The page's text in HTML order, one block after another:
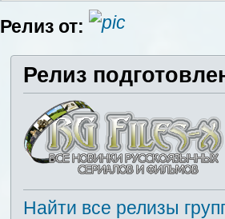
Релиз от:
Релиз
Найти все релизы